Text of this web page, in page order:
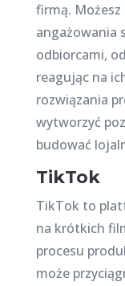
firmą.
angażowania
odbiorcami,
reagując na
rozwiązania
wytworzyć
budować
TikTok
TikTok to
na krótkich
procesu
może